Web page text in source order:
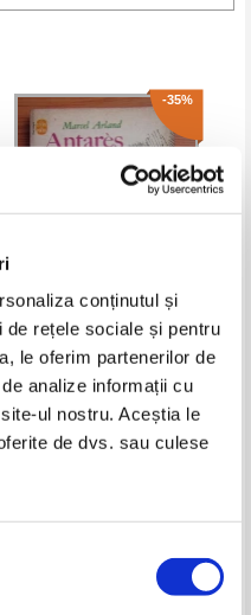
conținutul și
de rețele sociale și pentru
le oferim partenerilor de
analize informații cu
ul nostru. Aceștia le
de dvs. sau culese
-35%
Marcel Arland - Antares. La vigie
Lei
Adaugă în coș